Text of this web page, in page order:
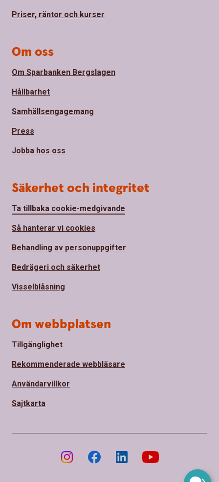
Priser, räntor och kurser
Om oss
Om Sparbanken Bergslagen
Hållbarhet
Samhällsengagemang
Press
Jobba hos oss
Säkerhet och integritet
Ta tillbaka cookie-medgivande
Så hanterar vi cookies
Behandling av personuppgifter
Bedrägeri och säkerhet
Visselblåsning
Om webbplatsen
Tillgänglighet
Rekommenderade webbläsare
Användarvillkor
Sajtkarta